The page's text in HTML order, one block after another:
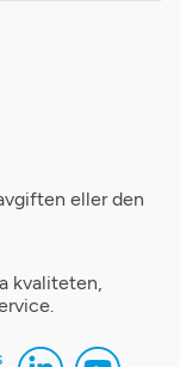
eller den
kvaliteten,